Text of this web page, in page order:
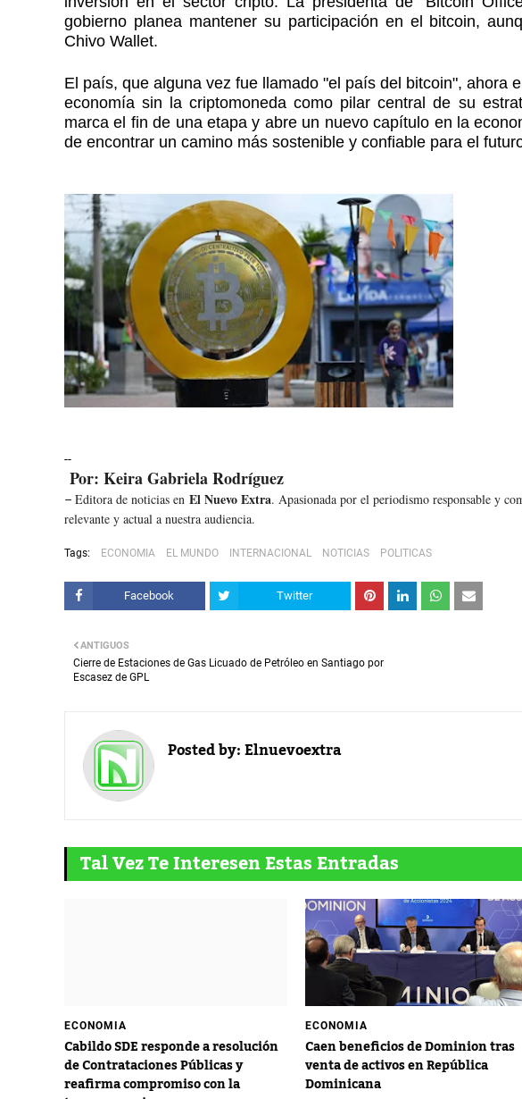
gobierno planea mantener su participación en el bitcoin,
Chivo Wallet.
El país, que alguna vez fue llamado "el país del bitcoin", ahora
economía sin la criptomoneda como pilar central de su
marca el fin de una etapa y abre un nuevo capítulo en la
de encontrar un camino más sostenible y confiable para el
--
Por: Keira Gabriela Rodríguez
– Editora de noticias en El Nuevo Extra. Apasionada por el periodismo responsable y
relevante y actual a nuestra audiencia.
Tags: ECONOMIA EL MUNDO INTERNACIONAL NOTICIAS POLITICAS
Facebook Twitter
ANTIGUOS
Cierre de Estaciones de Gas Licuado de Petróleo en Santiago por
Escasez de GPL
Posted by:Elnuevoextra
Tal Vez Te Interesen Estas Entradas
ECONOMIA
Cabildo SDE responde a resolución
de Contrataciones Públicas y
reafirma compromiso con la
ECONOMIA
Caen beneficios de Dominion tras
venta de activos en República
Dominicana